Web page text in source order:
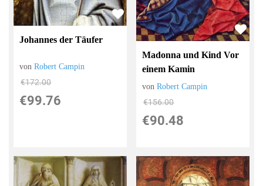
Johannes der Täufer
vonRobert Campin
€172.00
€99.76
Madonna und Kind Vor
einem Kamin
vonRobert Campin
€156.00
€90.48